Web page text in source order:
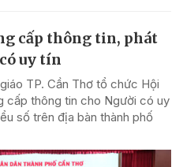
cấp thông tin, phát
uy tín
TP. Cần Thơ tổ chức Hội
cấp thông tin cho Người có uy
số trên địa bàn thành phố